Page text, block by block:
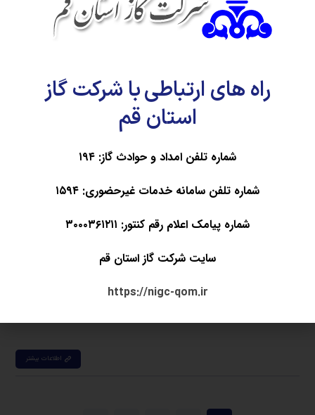
پیام مدیرعامل شرکت گاز استان قم در پی شهادت رهبر انقلاب مدیرعامل شرکت گاز استان قم
در پیامی شهادت رهبر معظم انقلاب، حضرت آیت‌الله خامنه‌ای را تسلیت گفت. به گزارش روابط
عمومی شرکت گاز استان ...
دارالقرآن خانه کارگر برگزار می کند : ثبت نام نهمین دوره جشنواره قرآنی فجر ویژه عموم مردم
اطلاعات بیشتر
راه های ارتباطی با شرکت گاز
استان قم
شماره تلفن امداد و حوادث گاز: ۱۹۴
شماره تلفن سامانه خدمات غیرحضوری: ۱۵۹۴
شماره پیامک اعلام رقم کنتور: ۳۰۰۰۳۶۱۲۱۱
سایت شرکت گاز استان قم
https://nigc-qom.ir